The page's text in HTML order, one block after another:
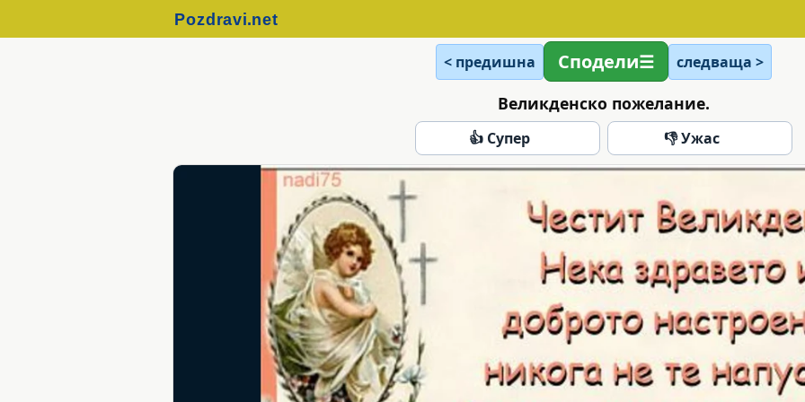
< предишна Сподели следваща >
Великденско пожелание.
👍 Супер 👎 Ужас